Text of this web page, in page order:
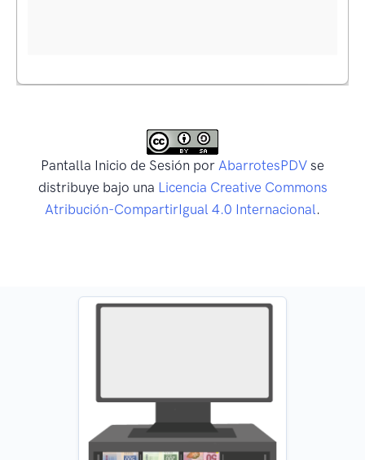
Pantalla Inicio de Sesión por AbarrotesPDV se
distribuye bajo una Licencia Creative Commons
Atribución-CompartirIgual 4.0 Internacional .